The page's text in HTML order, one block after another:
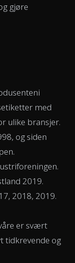
gjøre
med
ulike bransjer.
og siden
2019.
2018, 2019.
er svært
tidkrevende og